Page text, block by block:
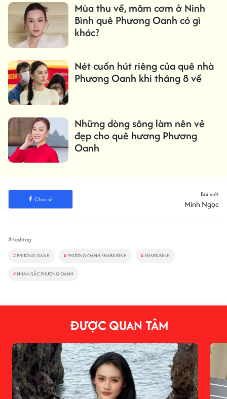
Mùa thu về, mâm cơm ở Ninh
Bình quê Phương Oanh có gì
khác?
Nét cuốn hút riêng của quê nhà
Phương Oanh khi tháng 8 về
Những dòng sông làm nên vẻ
đẹp cho quê hương Phương
Oanh
Chia sẻ
Bài viết
Minh Ngọc
#Hashtag
# PHƯƠNG OANH # PHƯƠNG OANH SHARK BÌNH #SHARK BÌNH
# NHAN SẮC PHƯƠNG OANH
ĐƯỢC QUAN TÂM